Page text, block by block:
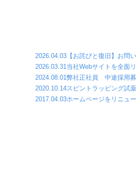
2026.04.03 【お詫びと復旧】お問
2026.03.31当社Webサイトを全面
2024.08.01弊社正社員 中途採用
2020.10.14スピントラッピング試
2017.04.03ホームページをリニュ